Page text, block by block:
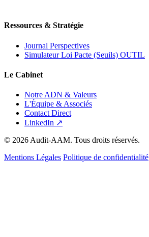
Ressources & Stratégie
Journal Perspectives
Simulateur Loi Pacte (Seuils) OUTIL
Le Cabinet
Notre ADN & Valeurs
L'Équipe & Associés
Contact Direct
LinkedIn ↗
© 2026 Audit-AAM. Tous droits réservés.
Mentions Légales Politique de confidentialité